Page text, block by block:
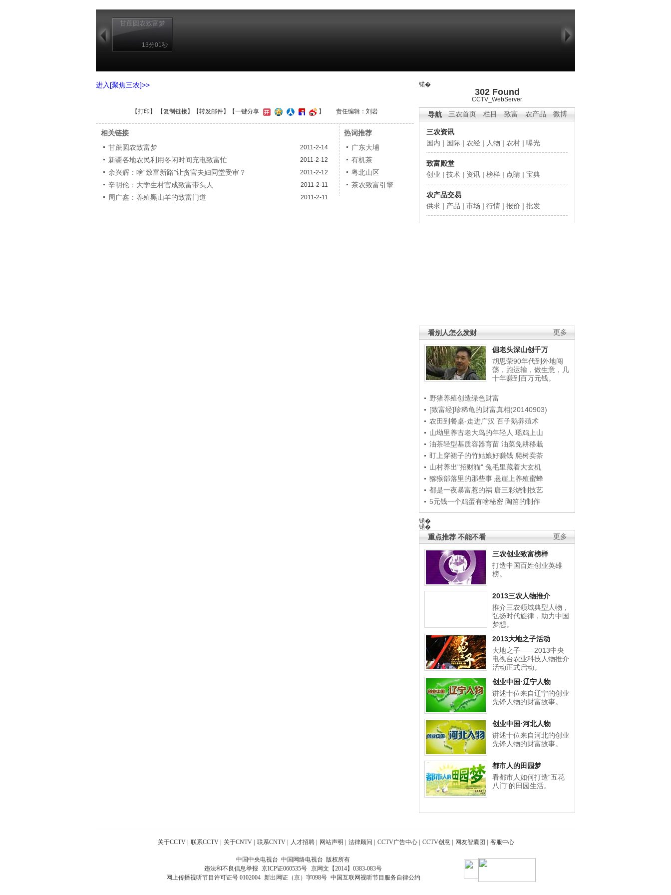
甘蔗圆农致富梦
13分01秒
锘�
302 Found
CCTV_WebServer
三农首页 栏目 致富 农产品 微博
导航
三农资讯
国内 | 国际 | 农经 | 人物 | 农村 | 曝光
致富殿堂
创业 | 技术 | 资讯 | 榜样 | 点睛 | 宝典
农产品交易
供求 | 产品 | 市场 | 行情 | 报价 | 批发
更多
看别人怎么发财
倔老头深山创千万
胡思荣90年代到外地闯
荡，跑运输，做生意，几
十年赚到百万元钱。
野猪养殖创造绿色财富
[致富经]珍稀龟的财富真相(20140903)
农田到餐桌-走进广汉 百子鹅养殖术
山坳里养古老大鸟的年轻人 瑶鸡上山
油茶轻型基质容器育苗 油菜免耕移栽
盯上穿裙子的竹姑娘好赚钱 爬树卖茶
山村养出"招财猫" 兔毛里藏着大玄机
猕猴部落里的那些事 悬崖上养殖蜜蜂
都是一夜暴富惹的祸 唐三彩烧制技艺
5元钱一个鸡蛋有啥秘密 陶笛的制作
锘�
锘�
更多
重点推荐 不能不看
三农创业致富榜样
打造中国百姓创业英雄
榜。
2013三农人物推介
推介三农领域典型人物，
弘扬时代旋律，助力中国
梦想。
2013大地之子活动
大地之子——2013中央
电视台农业科技人物推介
活动正式启动。
创业中国·辽宁人物
讲述十位来自辽宁的创业
先锋人物的财富故事。
创业中国·河北人物
讲述十位来自河北的创业
先锋人物的财富故事。
都市人的田园梦
看都市人如何打造“五花
八门”的田园生活。
进入[聚焦三农]>>
【打印 】 【复制链接】【转发邮件】 【一键分享 】 责任编辑：刘岩
相关链接
甘蔗圆农致富梦
2011-2-14
新疆各地农民利用冬闲时间充电致富忙 2011-2-12
余兴辉：啥“致富新路”让贪官夫妇同堂受审？ 2011-2-12
辛明伦：大学生村官成致富带头人 2011-2-11
周广鑫：养殖黑山羊的致富门道 2011-2-11
热词推荐
广东大埔
有机茶
粤北山区
茶农致富引擎
关于CCTV 联系CCTV 关于CNTV 联系CNTV 人才招聘 网站声明 法律顾问 CCTV广告中心 CCTV创意 网友智囊团 客服中心
中国中央电视台 中国网络电视台 版权所有
违法和不良信息举报 京ICP证060535号
京网文【2014】0383-083号
网上传播视听节目许可证号 0102004 新出网证（京）字098号 中国互联网视听节目服务自律公约